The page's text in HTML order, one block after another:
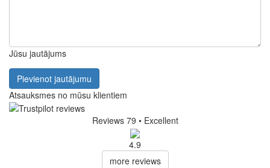
Jūsu jautājums
Pievienot jautājumu
Atsauksmes no mūsu klientiem
Reviews 79 • Excellent
4.9
more reviews